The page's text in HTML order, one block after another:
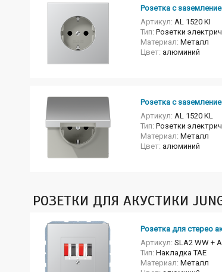
Розетка с
Артикул: AL 1520 KI
Тип: Розетки
Материал: Металл
Цвет: алюминий
Розетка с
Артикул: AL 1520 KL
Тип: Розетки
Материал: Металл
Цвет: алюминий
РОЗЕТКИ ДЛЯ АКУСТИКИ
Розетка для стерео
Артикул: SLA2 WW +
Тип: Накладка TAE
Материал: Металл